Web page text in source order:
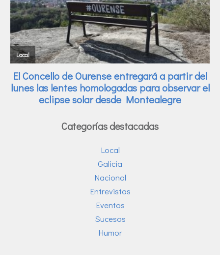
Categorías destacadas
Local
Galicia
Nacional
Entrevistas
Eventos
Sucesos
Humor